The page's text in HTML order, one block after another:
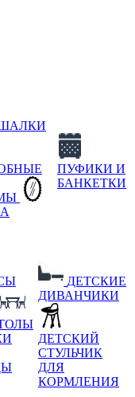
ПУФИКИ И
БАНКЕТКИ
ДЕТСКИЕ
ДИВАНЧИКИ
ДЕТСКИЙ
СТУЛЬЧИК
ДЛЯ
КОРМЛЕНИЯ